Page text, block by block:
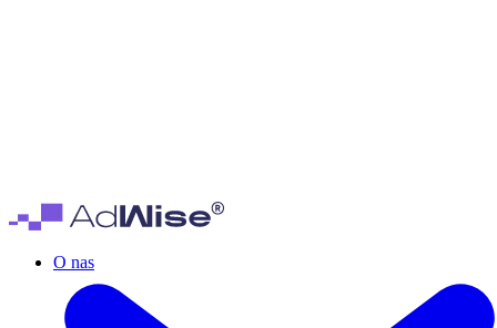
O nas